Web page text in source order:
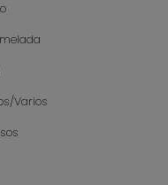
Varios